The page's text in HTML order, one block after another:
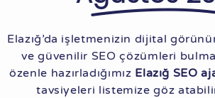
Elazığ’da işletmenizin dijital
ve güvenilir SEO çözümleri
özenle hazırladığımız Elazığ SEO
tavsiyeleri listemize göz